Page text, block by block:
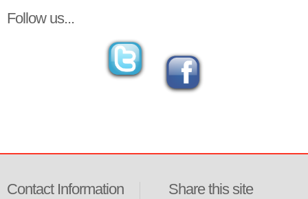
Follow us...
Share this site
Contact Information